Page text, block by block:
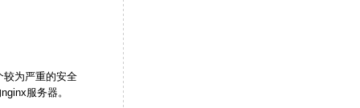
较为严重的安全
服务器。